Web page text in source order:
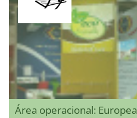
Área operacional: Europea